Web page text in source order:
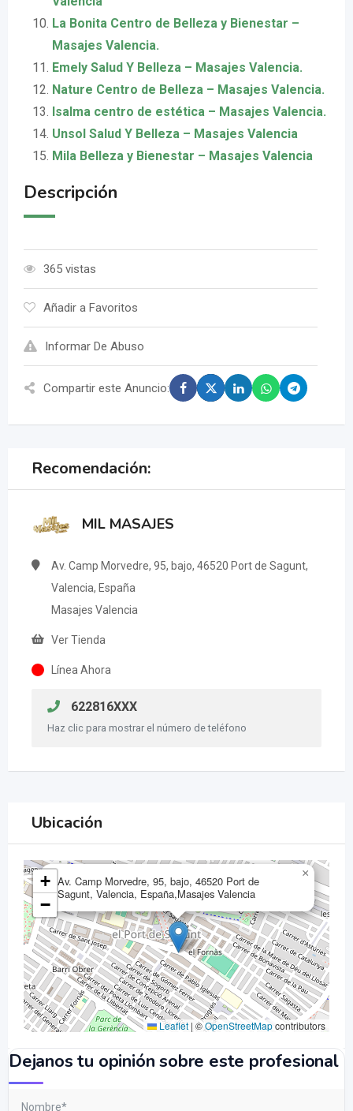
La Bonita Centro de Belleza y Bienestar –
Masajes Valencia.
Emely Salud Y Belleza – Masajes Valencia.
Nature Centro de Belleza – Masajes Valencia.
Isalma centro de estética – Masajes Valencia.
Unsol Salud Y Belleza – Masajes Valencia
Mila Belleza y Bienestar – Masajes Valencia
Descripción
365 vistas
Añadir a Favoritos
Informar De Abuso
Compartir este Anuncio:
Recomendación:
MIL MASAJES
Av. Camp Morvedre, 95, bajo, 46520 Port de Sagunt,
Valencia, España
Masajes Valencia
Ver Tienda
Línea Ahora
622816XXX
Haz clic para mostrar el número de teléfono
Ubicación
Av. Camp Morvedre, 95, bajo, 46520 Port de
Sagunt, Valencia, España,Masajes Valencia
×
+
−
Leaflet |©OpenStreetMapcontributors
Dejanos tu opinión sobre este profesional